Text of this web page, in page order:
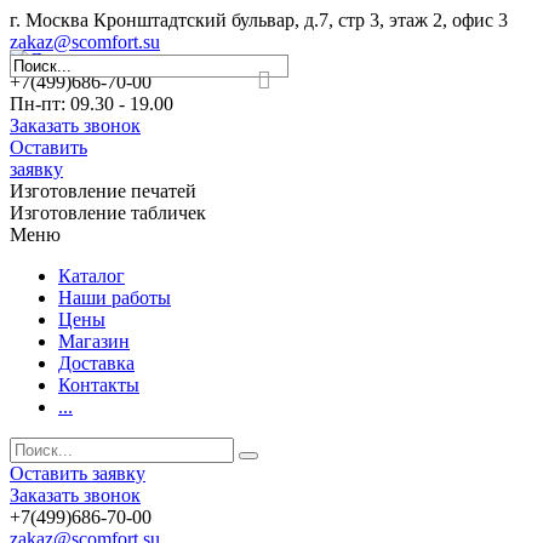
г. Москва Кронштадтский бульвар, д.7, стр 3, этаж 2, офис 3
zakaz@scomfort.su
+7(499)686-70-00
Пн-пт: 09.30 - 19.00
Заказать звонок
Оставить
заявку
Изготовление печатей
Изготовление табличек
Меню
Каталог
Наши работы
Цены
Магазин
Доставка
Контакты
...
Оставить заявку
Заказать звонок
+7(499)686-70-00
zakaz@scomfort.su